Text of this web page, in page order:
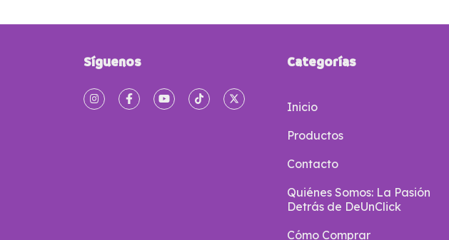
Síguenos Categorías
Inicio
Productos
Contacto
Quiénes Somos: La Pasión
Detrás de DeUnClick
Cómo Comprar